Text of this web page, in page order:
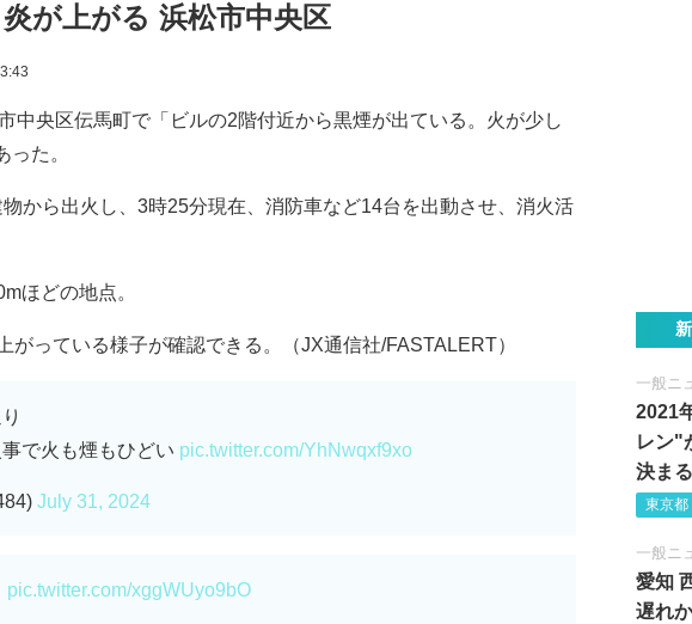
が上がる 浜松市中央区
中央区伝馬町で「ビルの2階付近から黒煙が出ている。火が少し
った。
から出火し、3時25分現在、消防車など14台を出動させ、消火活
ほどの地点。
がっている様子が確認できる。（JX通信社/FASTALERT）
で火も煙もひどい pic.twitter.com/YhNwqxf9xo
July 31, 2024
pic.twitter.com/xggWUyo9bO
一般ニ
2021
レン"
決まる
東京都
一般ニ
愛知
遅れか